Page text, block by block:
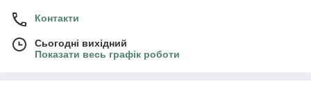
Контакти
Сьогодні вихідний
Показати весь графік роботи